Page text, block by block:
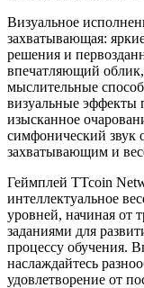
Визуальное
захватывающая:
решения и
впечатляющий
мыслительные
визуальные эффекты
изысканное
симфонический звук
захватывающим и
Геймплей TTcoin
интеллектуальное
уровней, начиная от
заданиями для
процессу обучения.
наслаждайтесь
удовлетворение от